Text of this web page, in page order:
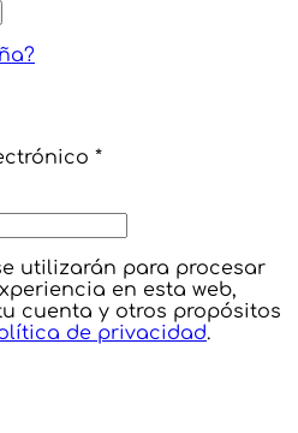
*Obligatorio
utilizarán para procesar
en esta web,
cuenta y otros propósitos
de privacidad.